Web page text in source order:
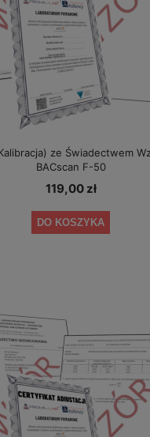
ze Świadectwem
BACscan F-50
119,00 zł
DO KOSZYKA